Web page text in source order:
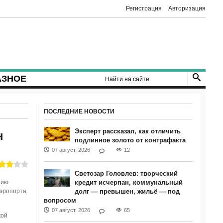
Регистрация Авторизация
ПОСЛЕДНИЕ НОВОСТИ
Эксперт рассказал, как отличить
подлинное золото от контрафакта
07 август, 2026 12
Светозар Головлев: творческий
кредит исчерпан, коммунальный
долг — превышен, жильё — под
вопросом
07 август, 2026 65